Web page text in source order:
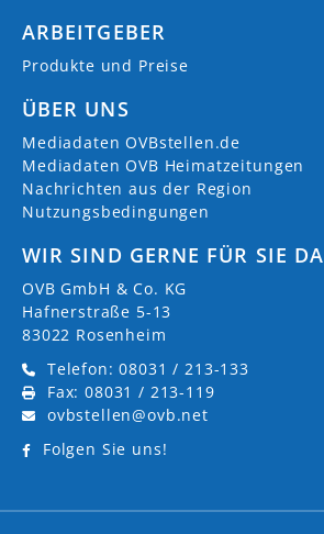
ARBEITGEBER
Produkte und Preise
ÜBER UNS
Mediadaten OVBstellen.de
Mediadaten OVB Heimatzeitungen
Nachrichten aus der Region
Nutzungsbedingungen
WIR SIND GERNE FÜR SIE DA
OVB GmbH & Co. KG
Hafnerstraße 5-13
83022 Rosenheim
Telefon: 08031 / 213-133
Fax: 08031 / 213-119
ovbstellen@ovb.net
Folgen Sie uns!